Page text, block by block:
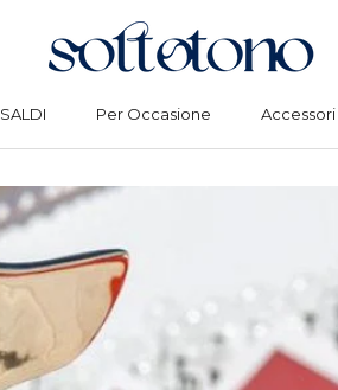
SALDI
Per Occasione
Accessori